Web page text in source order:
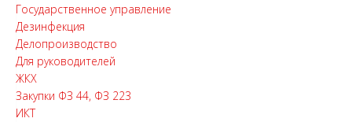
Государственное управление
Дезинфекция
Делопроизводство
Для руководителей
ЖКХ
Закупки ФЗ 44, ФЗ 223
ИКТ